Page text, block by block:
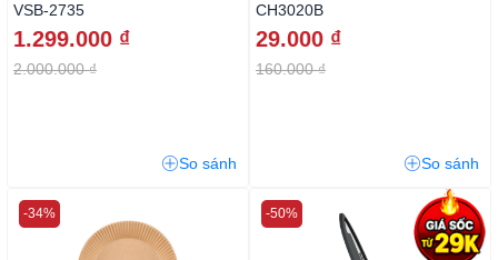
VSB-2735
1.299.000 ₫
2.000.000 ₫
So sánh
CH3020B
29.000 ₫
160.000 ₫
So sánh
-34% -50%